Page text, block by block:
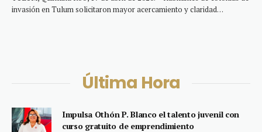
invasión en Tulum solicitaron mayor acercamiento y claridad…
Última Hora
Impulsa Othón P. Blanco el talento juvenil con
curso gratuito de emprendimiento